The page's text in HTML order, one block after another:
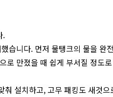
.
습니다. 먼저 물탱크의 물을 완
로 만졌을 때 쉽게 부서질 정도
설치하고, 고무 패킹도 새것으